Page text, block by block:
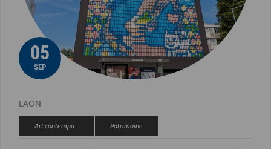
05
SEP
LAON
Art contempo… Patrimoine